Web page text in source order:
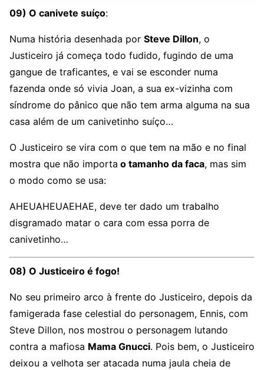
09) O canivete suíço:
Numa história desenhada por Steve Dillon, o
Justiceiro já começa todo fudido, fugindo de uma
gangue de traficantes, e vai se esconder numa
fazenda onde só vivia Joan, a sua ex-vizinha com
síndrome do pânico que não tem arma alguma na sua
casa além de um canivetinho suíço…
O Justiceiro se vira com o que tem na mão e no final
mostra que não importa o tamanho da faca, mas sim
o modo como se usa:
AHEUAHEUAEHAE, deve ter dado um trabalho
disgramado matar o cara com essa porra de
canivetinho…
08) O Justiceiro é fogo!
No seu primeiro arco à frente do Justiceiro, depois da
famigerada fase celestial do personagem, Ennis, com
Steve Dillon, nos mostrou o personagem lutando
contra a mafiosa Mama Gnucci. Pois bem, o Justiceiro
deixou a velhota ser atacada numa jaula cheia de